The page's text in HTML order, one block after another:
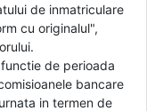
de inmatriculare
cu originalul",
de perioada
bancare
in termen de